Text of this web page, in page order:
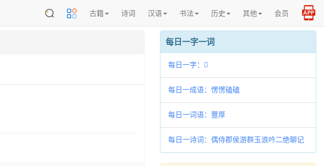
古籍 诗词 汉语 书法 历史 其他 会员
每日一字一词
每日一字：𡜝
每日一成语：愣愣磕磕
每日一词语：豐厚
每日一诗词：偶侍郡侯游群玉浪吟二绝聊记
岁月时淳佑乙巳